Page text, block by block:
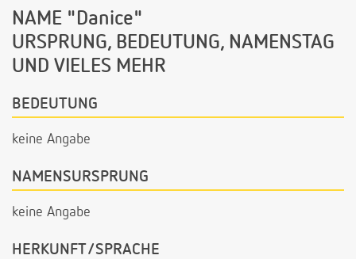
NAME "Danice"
URSPRUNG, BEDEUTUNG, NAMENSTAG
UND VIELES MEHR
BEDEUTUNG
keine Angabe
NAMENSURSPRUNG
keine Angabe
HERKUNFT/SPRACHE